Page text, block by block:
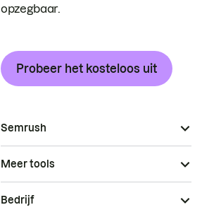
opzegbaar.
Probeer het kosteloos uit
Semrush
Meer tools
Bedrijf